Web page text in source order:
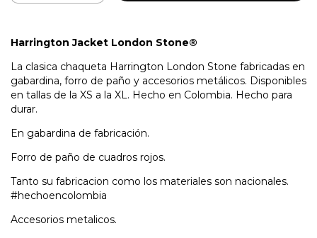
Harrington Jacket London Stone®
La clasica chaqueta Harrington London Stone fabricadas en
gabardina, forro de paño y accesorios metálicos. Disponibles
en tallas de la XS a la XL. Hecho en Colombia. Hecho para
durar.
En gabardina de fabricación.
Forro de paño de cuadros rojos.
Tanto su fabricacion como los materiales son nacionales.
#hechoencolombia
Accesorios metalicos.